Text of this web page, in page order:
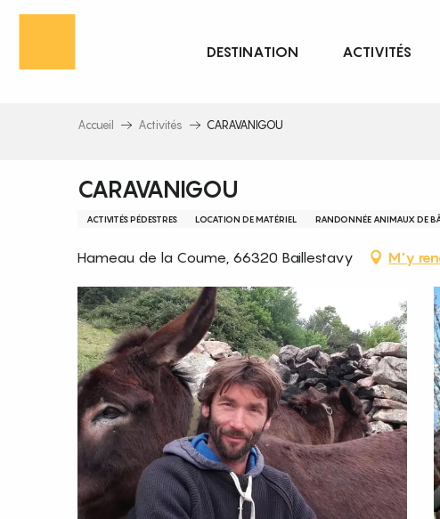
Aller
principal
DESTINATION ACTIVITÉS
Accueil Activités CARAVANIGOU
CARAVANIGOU
ACTIVITÉS PÉDESTRES LOCATION DE MATÉRIEL RANDONNÉE ANIMAUX DE
Hameau de la Coume, 66320 Baillestavy M'y